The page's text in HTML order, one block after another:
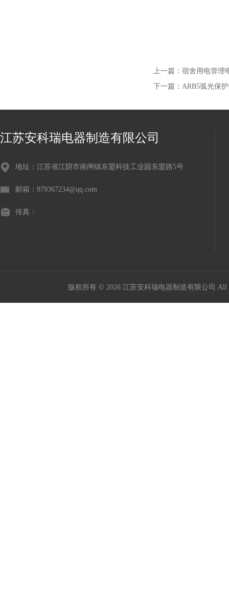
上一篇： 宿舍用电管理
下一篇： ARB5弧光保
江苏安科瑞电器制造有限公司
地址：江苏省江阴市南闸镇东盟科技工业园东盟路5号
邮箱：879367234@qq.com
传真：
版权所有 © 2026 江苏安科瑞电器制造有限公司